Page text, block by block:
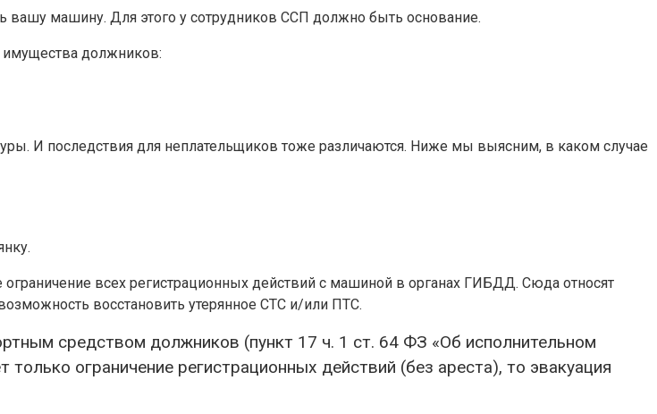
вашу машину. Для этого у сотрудников ССП должно быть основание.
имущества должников:
И последствия для неплательщиков тоже различаются. Ниже мы выясним, в каком случае
всех регистрационных действий с машиной в органах ГИБДД. Сюда относят
восстановить утерянное СТС и/или ПТС.
средством должников (пункт 17 ч. 1 ст. 64 ФЗ «Об исполнительном
ограничение регистрационных действий (без ареста), то эвакуация